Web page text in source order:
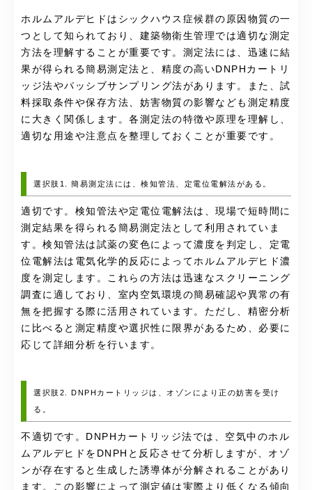
ホルムアルデヒドはシックハウス症候群の原因物質の一
つとして知られており、建築物衛生管理では適切な測定
方法を理解することが重要です。測定法には、迅速に結
果が得られる簡易測定法と、精度の高いDNPHカートリ
ッジ法やパッシブサンプリング法があります。また、試
料採取条件や保存方法、妨害物質の影響なども測定精度
に大きく関係します。各測定法の特徴や原理を理解し、
適切な用途や注意点を整理しておくことが重要です。
選択肢1. 簡易測定法には、検知管法、定電位電解法がある。
適切です。検知管法や定電位電解法は、現場で短時間に
測定結果を得られる簡易測定法として利用されていま
す。検知管法は試薬の変色によって濃度を判定し、定電
位電解法は電気化学的反応によってホルムアルデヒド濃
度を測定します。これらの方法は迅速なスクリーニング
調査に適しており、室内空気環境の簡易確認や異常の有
無を把握する際に活用されています。ただし、精密分析
に比べると測定精度や選択性に限界があるため、必要に
応じて詳細分析を行います。
選択肢2. DNPHカートリッジは、オゾンにより正の妨害を受け
る。
不適切です。DNPHカートリッジ法では、空気中のホル
ムアルデヒドをDNPHと反応させて分析しますが、オゾ
ンが存在すると生成した誘導体が分解されることがあり
ます。この影響によって測定値は実際より低くなる傾向